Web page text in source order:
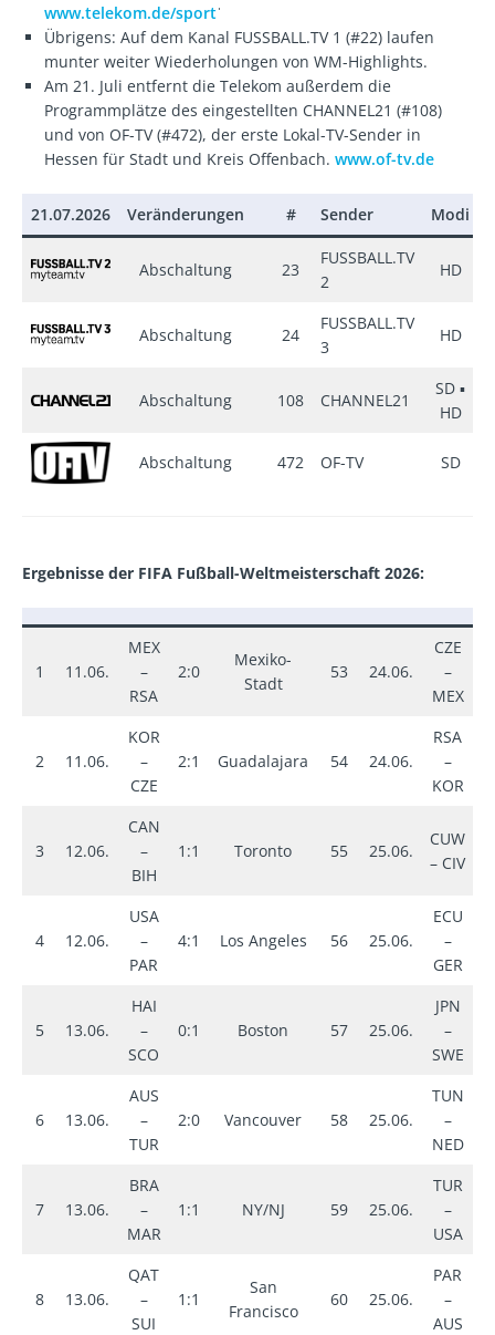
www.telekom.de/sportˈ
Übrigens: Auf dem Kanal FUSSBALL.TV 1 (#22) laufen
munter weiter Wiederholungen von WM-Highlights.
Am 21. Juli entfernt die Telekom außerdem die
Programmplätze des eingestellten CHANNEL21 (#108)
und von OF-TV (#472), der erste Lokal-TV-Sender in
Hessen für Stadt und Kreis Offenbach. www.of-tv.de
21.07.2026 Veränderungen # Sender Modi
Abschaltung 23
FUSSBALL.TV
2
HD
Abschaltung 24
FUSSBALL.TV
3
HD
Abschaltung 108 CHANNEL21
SD ▪
HD
Abschaltung 472 OF-TV SD
Ergebnisse der FIFA Fußball-Weltmeisterschaft 2026:
1 11.06.
MEX
–
RSA
2:0
Mexiko-
Stadt
53 24.06.
CZE
–
MEX
2 11.06.
KOR
–
CZE
2:1 Guadalajara 54 24.06.
RSA
–
KOR
3 12.06.
CAN
–
BIH
1:1 Toronto 55 25.06.
CUW
– CIV
4 12.06.
USA
–
PAR
4:1 Los Angeles 56 25.06.
ECU
–
GER
5 13.06.
HAI
–
SCO
0:1 Boston 57 25.06.
JPN
–
SWE
6 13.06.
AUS
–
TUR
2:0 Vancouver 58 25.06.
TUN
–
NED
7 13.06.
BRA
–
MAR
1:1 NY/NJ 59 25.06.
TUR
–
USA
8 13.06.
QAT
–
SUI
1:1
San
Francisco
60 25.06.
PAR
–
AUS